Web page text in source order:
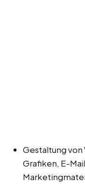
Gestaltung
Grafiken, E-